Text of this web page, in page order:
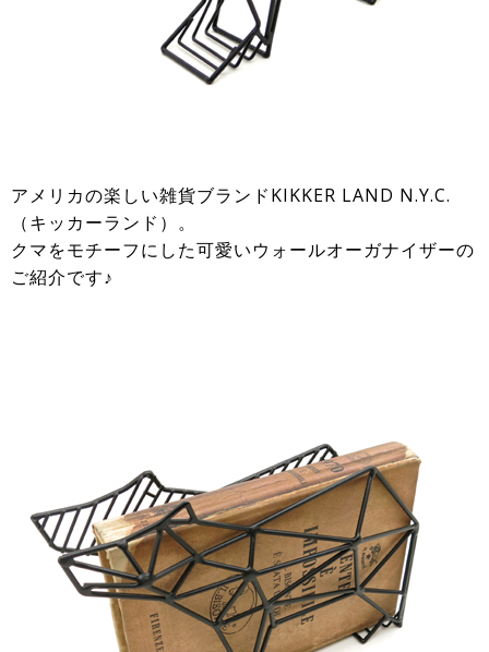
アメリカの楽しい雑貨ブランドKIKKER LAND N.Y.C.
（キッカーランド）。
クマをモチーフにした可愛いウォールオーガナイザーの
ご紹介です♪